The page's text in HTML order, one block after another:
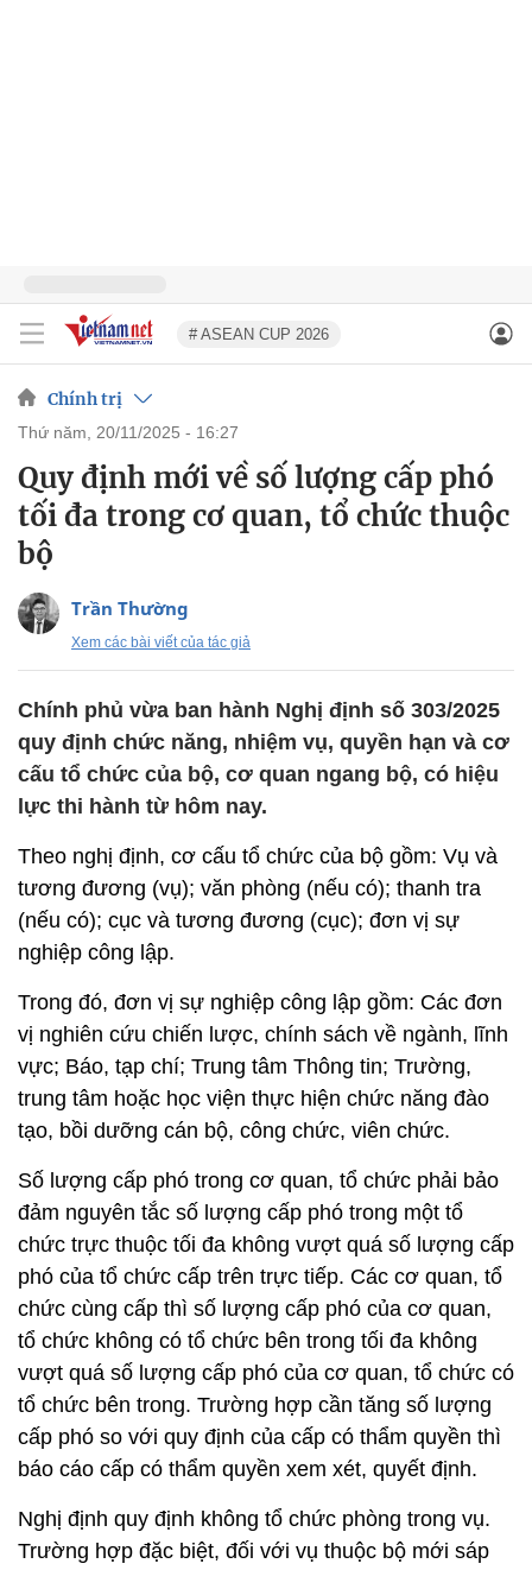
# ASEAN CUP 2026
Chính trị
thứ năm, 20/11/2025 - 16:27
Quy định mới về số lượng cấp phó
tối đa trong cơ quan, tổ chức thuộc
bộ
Trần Thường
Xem các bài viết của tác giả
Chính phủ vừa ban hành Nghị định số 303/2025
quy định chức năng, nhiệm vụ, quyền hạn và cơ
cấu tổ chức của bộ, cơ quan ngang bộ, có hiệu
lực thi hành từ hôm nay.
Theo nghị định, cơ cấu tổ chức của bộ gồm: Vụ và
tương đương (vụ); văn phòng (nếu có); thanh tra
(nếu có); cục và tương đương (cục); đơn vị sự
nghiệp công lập.
Trong đó, đơn vị sự nghiệp công lập gồm: Các đơn
vị nghiên cứu chiến lược, chính sách về ngành, lĩnh
vực; Báo, tạp chí; Trung tâm Thông tin; Trường,
trung tâm hoặc học viện thực hiện chức năng đào
tạo, bồi dưỡng cán bộ, công chức, viên chức.
Số lượng cấp phó trong cơ quan, tổ chức phải bảo
đảm nguyên tắc số lượng cấp phó trong một tổ
chức trực thuộc tối đa không vượt quá số lượng cấp
phó của tổ chức cấp trên trực tiếp. Các cơ quan, tổ
chức cùng cấp thì số lượng cấp phó của cơ quan,
tổ chức không có tổ chức bên trong tối đa không
vượt quá số lượng cấp phó của cơ quan, tổ chức có
tổ chức bên trong. Trường hợp cần tăng số lượng
cấp phó so với quy định của cấp có thẩm quyền thì
báo cáo cấp có thẩm quyền xem xét, quyết định.
Nghị định quy định không tổ chức phòng trong vụ.
Trường hợp đặc biệt, đối với vụ thuộc bộ mới sáp